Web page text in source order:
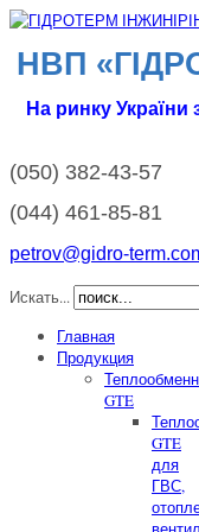
НВП
На ринку
(050) 382-43-57
(044) 461-85-81
petrov@gidro-
Искать...
Главная
Продукция
GTE
GTE
для
ГВС,